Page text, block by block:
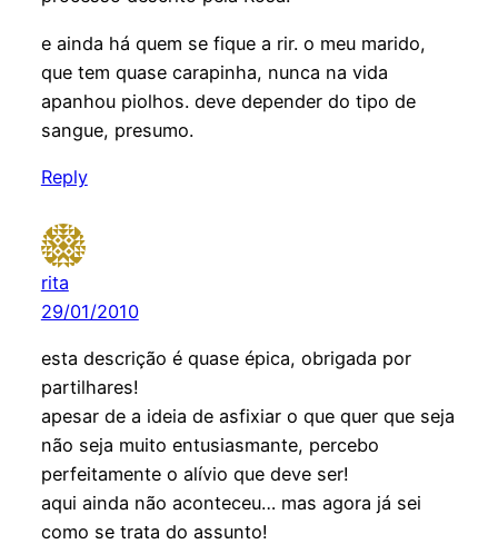
e ainda há quem se fique a rir. o meu marido,
que tem quase carapinha, nunca na vida
apanhou piolhos. deve depender do tipo de
sangue, presumo.
Reply
rita
29/01/2010
esta descrição é quase épica, obrigada por
partilhares!
apesar de a ideia de asfixiar o que quer que seja
não seja muito entusiasmante, percebo
perfeitamente o alívio que deve ser!
aqui ainda não aconteceu… mas agora já sei
como se trata do assunto!